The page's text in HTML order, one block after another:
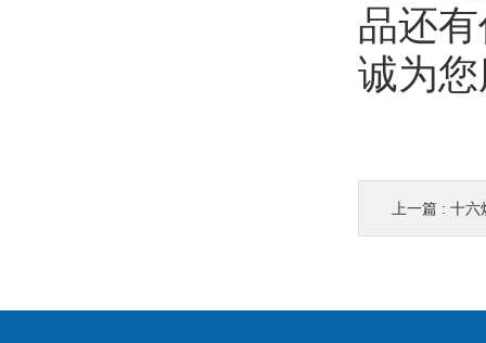
品还
诚为
上一篇 : 十六